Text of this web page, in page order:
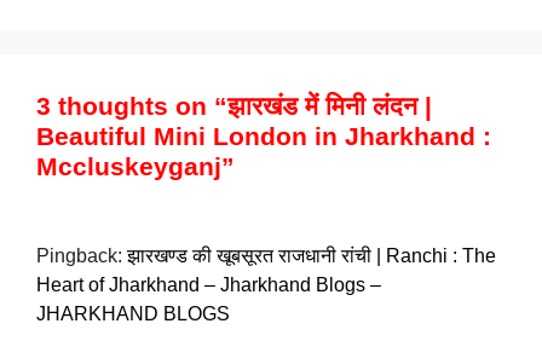
3 thoughts on “झारखंड में मिनी लंदन |
Beautiful Mini London in Jharkhand :
Mccluskeyganj”
Pingback:झारखण्ड की खूबसूरत राजधानी रांची | Ranchi : The
Heart of Jharkhand – Jharkhand Blogs –
JHARKHAND BLOGS